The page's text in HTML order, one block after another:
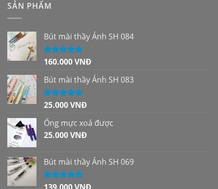
SẢN PHẨM
Bút mài thầy Ánh SH 084
Được xếp
sao
160.000VNĐ
Bút mài thầy Ánh SH 083
Được xếp
sao
25.000VNĐ
Ống mực xoá được
25.000VNĐ
Bút mài thầy Ánh SH 069
Được xếp